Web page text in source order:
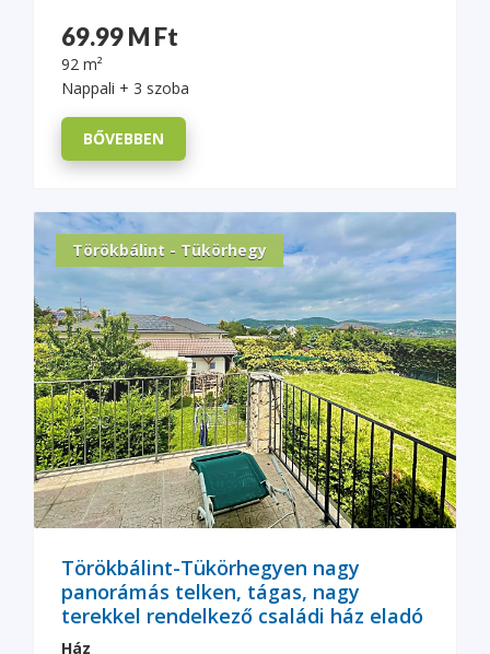
69.99 M Ft
92 m²
Nappali + 3 szoba
BŐVEBBEN
Törökbálint - Tükörhegy
Törökbálint-Tükörhegyen nagy
panorámás telken, tágas, nagy
terekkel rendelkező családi ház eladó
Ház